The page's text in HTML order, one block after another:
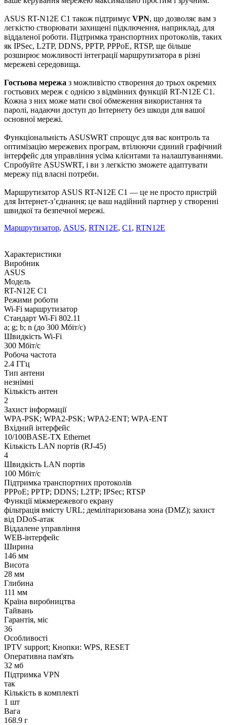
ASUS RT-N12E C1 також підтримує VPN, що дозволяє вам з
легкістю створювати захищені підключення, наприклад, для
віддаленої роботи. Підтримка транспортних протоколів, таких
як IPSec, L2TP, DDNS, PPTP, PPPoE, RTSP, ще більше
розширює можливості інтеграції маршрутизатора в різні
мережеві середовища.
Гостьова мережа з можливістю створення до трьох окремих
гостьових мереж є однією з відмінних функцій RT-N12E C1.
Кожна з них може мати свої обмеження використання та
паролі, надаючи доступ до Інтернету без шкоди для вашої
основної мережі.
Функціональність ASUSWRT спрощує для вас контроль та
оптимізацію мережевих програм, втілюючи єдиний графічний
інтерфейс для управління усіма клієнтами та налаштуваннями.
Спробуйте ASUSWRT, і ви з легкістю зможете адаптувати
мережу під власні потреби.
Маршрутизатор ASUS RT-N12E C1 — це не просто пристрій
для Інтернет-з’єднання; це ваш надійний партнер у створенні
швидкої та безпечної мережі.
Маршрутизатор, ASUS, RTN12E, C1 , RTN12E
Характеристики
Виробник
ASUS
Модель
RT-N12E C1
Режими роботи
Wi-Fi маршрутизатор
Стандарт Wi-Fi 802.11
a; g; b; n (до 300 Мбіт/с)
Швидкість Wi-Fi
300 Мбіт/с
Робоча частота
2.4 ГГц
Тип антени
незнімні
Кількість антен
2
Захист інформації
WPA-PSK; WPA2-PSK; WPA2-ENT; WPA-ENT
Вхідний інтерфейс
10/100BASE-TX Ethernet
Кількість LAN портів (RJ-45)
4
Швидкість LAN портів
100 Мбіт/с
Підтримка транспортних протоколів
PPPoE; PPTP; DDNS; L2TP; IPSec; RTSP
Функції міжмережевого екрану
фільтрація вмісту URL; демілітаризована зона (DMZ); захист
від DDoS-атак
Віддалене управління
WEB-інтерфейс
Ширина
146 мм
Висота
28 мм
Глибина
111 мм
Країна виробництва
Тайвань
Гарантія, міс
36
Особливості
IPTV support; Кнопки: WPS, RESET
Оперативна пам'ять
32 мб
Підтримка VPN
так
Кількість в комплекті
1 шт
Вага
168.9 г